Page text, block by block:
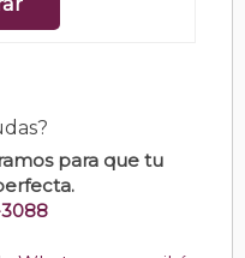
para que tu
3088